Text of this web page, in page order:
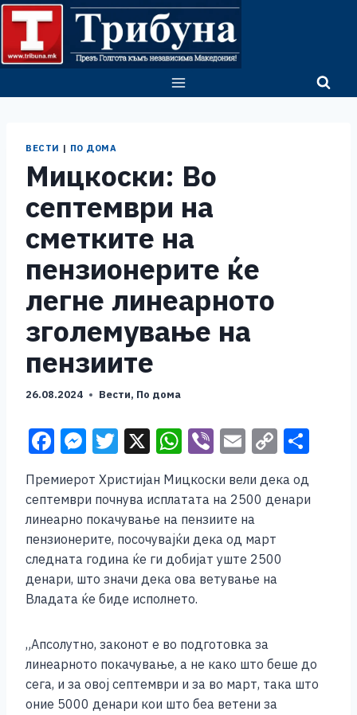
Skip
content
ВЕСТИ | ПО ДОМА
Мицкоски: Во
септември на
сметките на
пензионерите ќе
легне линеарното
зголемување на
пензиите
26.08.2024 Вести, По дома
F
c
e
b
o
o
M
e
ss
e
n
g
er
T
tt
er
X W
at
s
A
p
p
Vi
er
E
ai
l
C
p
n
ar
Премиерот Христијан Мицкоски вели дека од
септември почнува исплатата на 2500 денари
линеарно покачување на пензиите на
пензионерите, посочувајќи дека од март
следната година ќе ги добијат уште 2500
денари, што значи дека ова ветување на
Владата ќе биде исполнето.
„Апсолутно, законот е во подготовка за
линеарното покачување, а не како што беше до
сега, и за овој септември и за во март, така што
оние 5000 денари кои што беа ветени за